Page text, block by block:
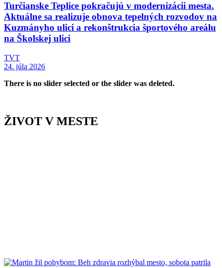
Turčianske Teplice pokračujú v modernizácii mesta.
Aktuálne sa realizuje obnova tepelných rozvodov na
Kuzmányho ulici a rekonštrukcia športového areálu
na Školskej ulici
TVT
24. júla 2026
There is no slider selected or the slider was deleted.
ŽIVOT V MESTE